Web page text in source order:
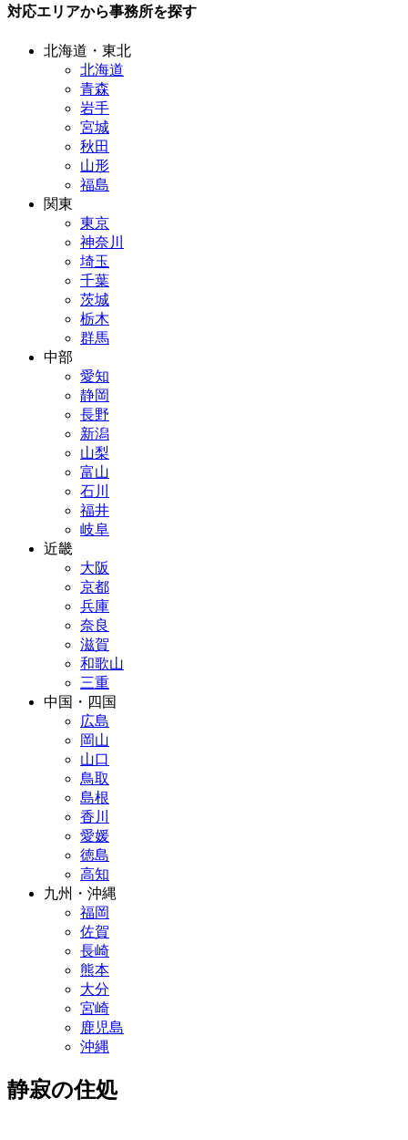
対応エリアから事務所を探す
北海道・東北
北海道
青森
岩手
宮城
秋田
山形
福島
関東
東京
神奈川
埼玉
千葉
茨城
栃木
群馬
中部
愛知
静岡
長野
新潟
山梨
富山
石川
福井
岐阜
近畿
大阪
京都
兵庫
奈良
滋賀
和歌山
三重
中国・四国
広島
岡山
山口
鳥取
島根
香川
愛媛
徳島
高知
九州・沖縄
福岡
佐賀
長崎
熊本
大分
宮崎
鹿児島
沖縄
静寂の住処